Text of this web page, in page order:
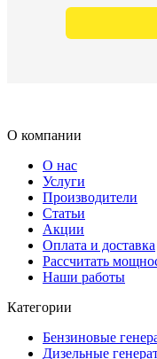
О компании
О нас
Услуги
Производители
Статьи
Акции
Оплата и доставка
Рассчитать
Наши работы
Категории
Бензиновые
Дизельные